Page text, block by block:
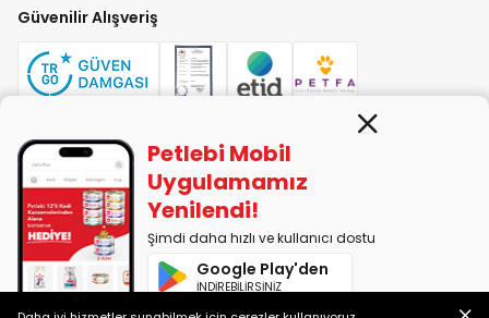
Güvenilir Alışveriş
PETLEBİ EVCİL HAYVAN ÜRÜNLERİ PAZ. SAN. TİC. LTD. ŞTİ. Alaşarköy Mah.
1. Alaşar Cad. No: 9 Osmangazi/Bursa
7290599225 vergi numarasıyla Uludağ Vergi Dairesi'ne bağlıdır.
2014-2026 © petlebi.com v11.86.0
Bursa'da sevgiyle yapıldı.
Petlebi Mobil
Uygulamamız
Yenilendi!
Şimdi daha hızlı ve kullanıcı dostu
Google Play'den
İNDİREBİLİRSİNİZ